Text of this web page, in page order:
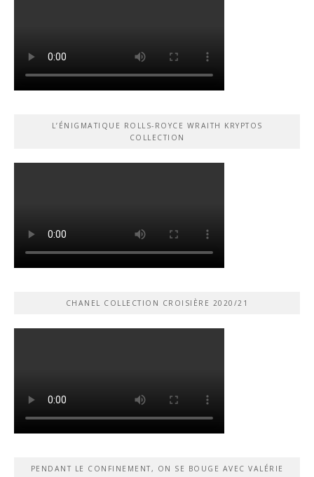
L’ÉNIGMATIQUE ROLLS-ROYCE WRAITH KRYPTOS
COLLECTION
CHANEL COLLECTION CROISIÈRE 2020/21
PENDANT LE CONFINEMENT, ON SE BOUGE AVEC VALÉRIE